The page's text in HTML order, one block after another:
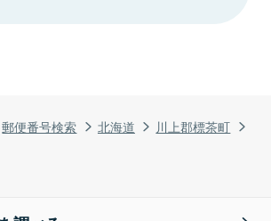
郵便番号検索 北海道
川上郡標茶町